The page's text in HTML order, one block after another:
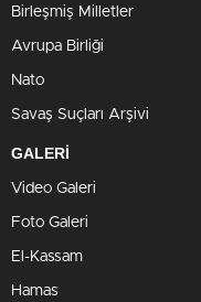
Birleşmiş Milletler
Avrupa Birliği
Nato
Savaş Suçları Arşivi
GALERİ
Video Galeri
Foto Galeri
El-Kassam
Hamas